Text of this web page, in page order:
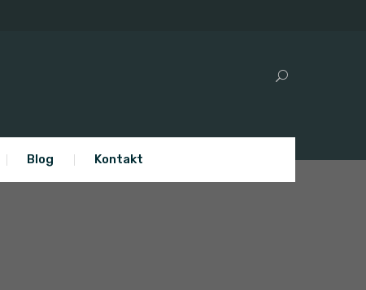
Blog Kontakt